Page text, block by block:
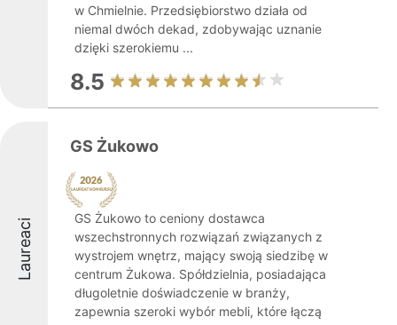
w Chmielnie. Przedsiębiorstwo działa od
niemal dwóch dekad, zdobywając uznanie
dzięki szerokiemu ...
8.5
Laureaci
GS Żukowo
GS Żukowo to ceniony dostawca
wszechstronnych rozwiązań związanych z
wystrojem wnętrz, mający swoją siedzibę w
centrum Żukowa. Spółdzielnia, posiadająca
długoletnie doświadczenie w branży,
zapewnia szeroki wybór mebli, które łączą